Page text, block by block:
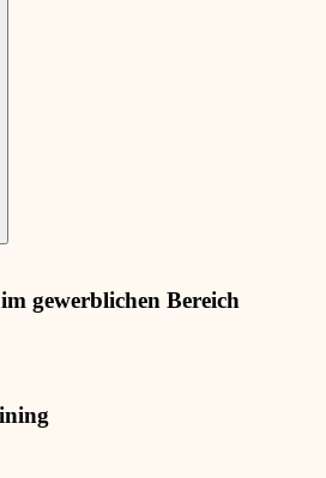
gewerblichen Bereich